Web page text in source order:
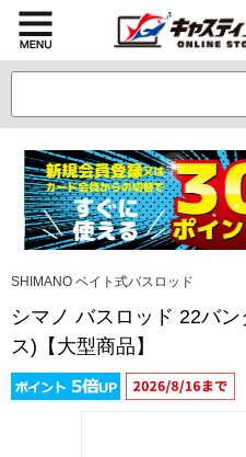
SHIMANO ベイト式バスロッド
シマノ バスロッド 22バ
ス)【大型商品】